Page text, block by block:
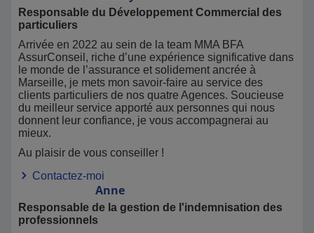
Responsable du Développement Commercial des
particuliers
Arrivée en 2022 au sein de la team MMA BFA
AssurConseil, riche d’une expérience significative dans
le monde de l’assurance et solidement ancrée à
Marseille, je mets mon savoir-faire au service des
clients particuliers de nos quatre Agences. Soucieuse
du meilleur service apporté aux personnes qui nous
donnent leur confiance, je vous accompagnerai au
mieux.
Au plaisir de vous conseiller !
Contactez-moi
Anne
Responsable de la gestion de l'indemnisation des
professionnels